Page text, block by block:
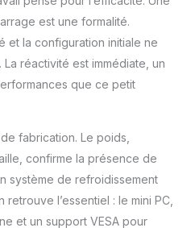
moins 1KWh,
mini pc à
consommation
【Double
SSD M.2
et HDD, mini PC
utilise deux SSD
M.2.SSD NVME1 prend en
charge M.2 SATA/NVME,
NVME2 ne prend en
que NVME.
est une formalité.
et la configuration initiale ne
réactivité est immédiate, un
que ce petit
fabrication. Le poids,
confirme la présence de
système de refroidissement
l’essentiel : le mini PC,
et un support VESA pour